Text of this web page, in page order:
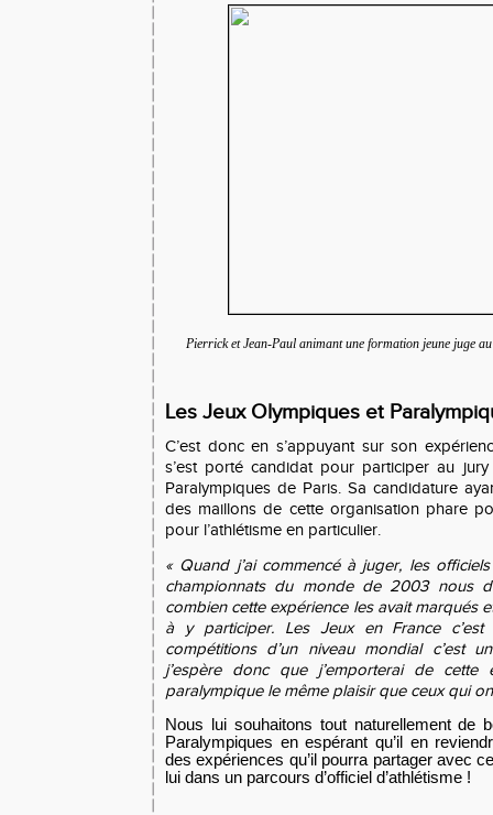
Pierrick et Jean-Paul animant une formation jeune juge
Les Jeux Olympiques et
C’est donc en s’appuyant sur son
s’est porté candidat pour participer au
Paralympiques de Paris. Sa candidature
des maillons de cette organisation phare
pour l’athlétisme en particulier.
« Quand j’ai commencé à juger, les
championnats du monde de 2003 nous
combien cette expérience les avait marqués
à y participer. Les Jeux en France
compétitions d’un niveau mondial c’est
j’espère donc que j’emporterai de cette
paralympique le même plaisir que ceux qui
Nous lui souhaitons tout naturellement de
Paralympiques en espérant qu’il en
des expériences qu’il pourra partager avec
lui dans un parcours d’officiel d’athlétisme !